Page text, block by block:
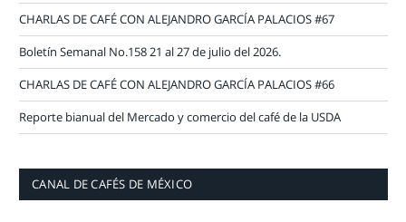
CHARLAS DE CAFÉ CON ALEJANDRO GARCÍA PALACIOS #67
Boletín Semanal No.158 21 al 27 de julio del 2026.
CHARLAS DE CAFÉ CON ALEJANDRO GARCÍA PALACIOS #66
Reporte bianual del Mercado y comercio del café de la USDA
CANAL DE CAFÉS DE MÉXICO